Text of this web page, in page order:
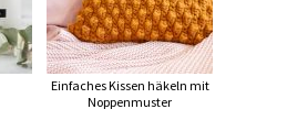
Einfaches Kissen häkeln mit
Noppenmuster